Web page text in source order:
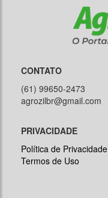
CONTATO
(61) 99650-2473
agrozilbr@gmail.com
PRIVACIDADE
Política de Privacidade
Termos de Uso